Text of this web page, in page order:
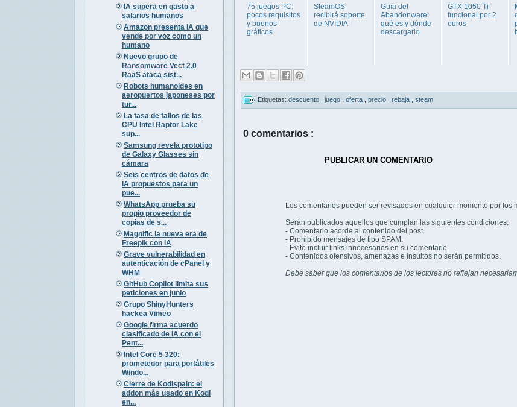
IA supera en gasto a
salarios humanos
Amazon presenta IA que
vende por voz como un
humano
Nuevo grupo de
Ransomware Vect 2.0
RaaS ataca sist...
Robots humanoides en
aeropuertos japoneses por
tur...
La tasa de fallos de las
CPU Intel Raptor Lake
sup...
Samsung revela prototipo
de Galaxy Glasses sin
cámara
Seis centros de datos de
IA propuestos para un
pue...
WhatsApp prueba su
propio proveedor de
copias de s...
Magnific la nueva era de
Freepik con IA
Grave vulnerabilidad en
autenticación de cPanel y
WHM
GitHub Copilot limita sus
peticiones en junio
Grupo ShinyHunters
hackea Vimeo
Google firma acuerdo
clasificado de IA con el
Pent...
Intel Core 5 320:
prometedor para portátiles
Windo...
Cierre de Kodispain: el
addon más usado en Kodi
en...
75 juegos PC:
pocos requisitos
y buenos
gráficos
SteamOS
recibirá soporte
de NVIDIA
Guía del
Abandonware:
qué es y dónde
descargarlo
GTX 1050 Ti
funcional por 2
euros
Etiquetas: descuento juego oferta precio rebaja steam
0 comentarios :
PUBLICAR UN COMENTARIO
Los comentarios pueden ser revisados en cualquier momento por los
Serán publicados aquellos que cumplan las siguientes condiciones:
- Comentario acorde al contenido del post.
- Prohibido mensajes de tipo SPAM.
- Evite incluir links innecesarios en su comentario.
- Contenidos ofensivos, amenazas e insultos no serán permitidos.
Debe saber que los comentarios de los lectores no reflejan